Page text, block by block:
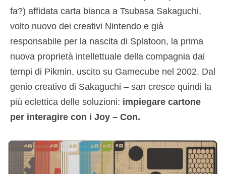
fa?) affidata carta bianca a Tsubasa Sakaguchi,
volto nuovo dei creativi Nintendo e già
responsabile per la nascita di Splatoon, la prima
nuova proprietà intellettuale della compagnia dai
tempi di Pikmin, uscito su Gamecube nel 2002. Dal
genio creativo di Sakaguchi – san cresce quindi la
più eclettica delle soluzioni: impiegare cartone
per interagire con i Joy – Con.